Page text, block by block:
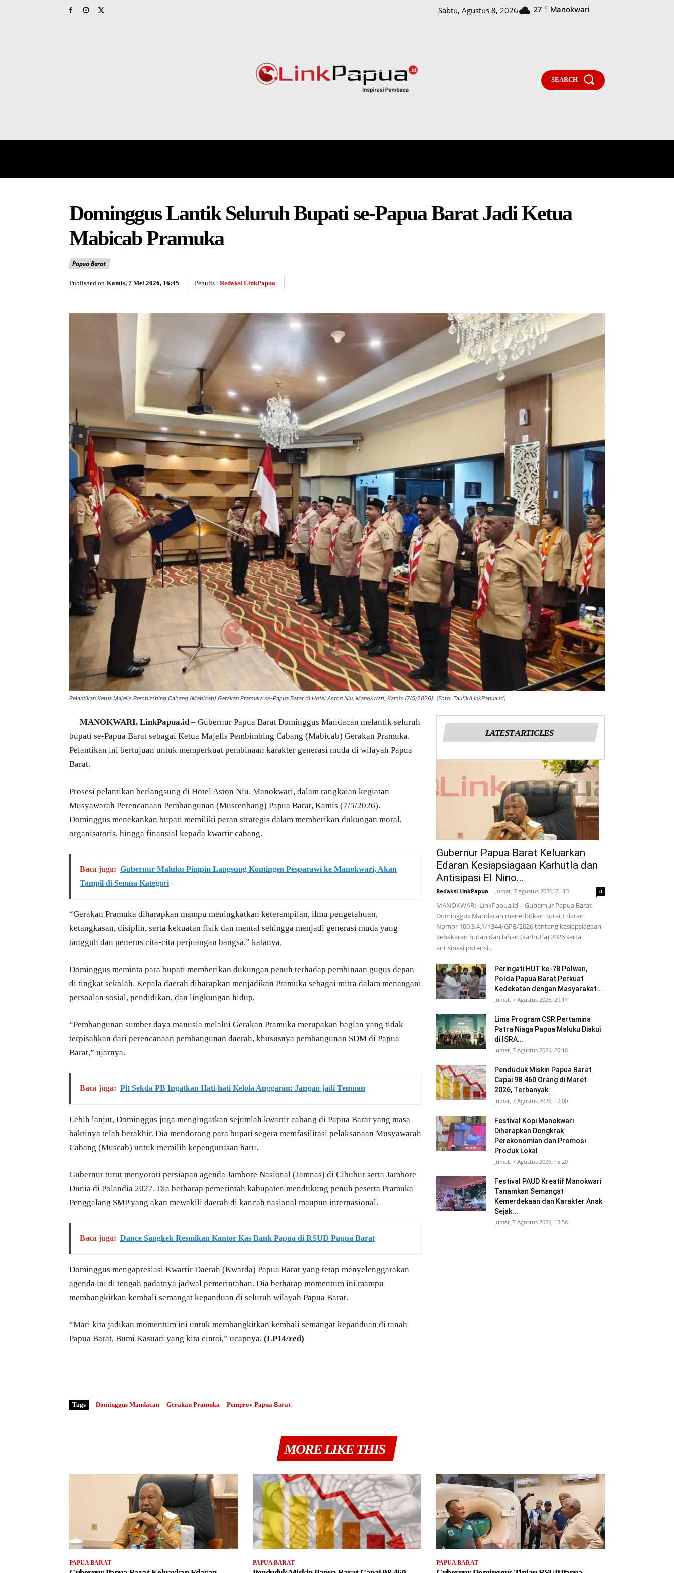
Sabtu, Agustus 8, 2026 27 C Manokwari
SEARCH
Dominggus Lantik Seluruh Bupati se-Papua Barat Jadi Ketua
Mabicab Pramuka
Papua Barat
Published on Kamis, 7 Mei 2026, 16:45 Penulis : Redaksi LinkPapua
Pelantikan Ketua Majelis Pembimbing Cabang (Mabicab) Gerakan Pramuka se-Papua Barat di Hotel Aston Niu, Manokwari, Kamis (7/5/2026). (Foto: Taufik/LinkPapua.id)
MANOKWARI, LinkPapua.id– Gubernur Papua Barat Dominggus Mandacan melantik seluruh
bupati se-Papua Barat sebagai Ketua Majelis Pembimbing Cabang (Mabicab) Gerakan Pramuka.
Pelantikan ini bertujuan untuk memperkuat pembinaan karakter generasi muda di wilayah Papua
Barat.
Prosesi pelantikan berlangsung di Hotel Aston Niu, Manokwari, dalam rangkaian kegiatan
Musyawarah Perencanaan Pembangunan (Musrenbang) Papua Barat, Kamis (7/5/2026).
Dominggus menekankan bupati memiliki peran strategis dalam memberikan dukungan moral,
organisatoris, hingga finansial kepada kwartir cabang.
Baca juga: Gubernur Maluku Pimpin Langsung Kontingen Pesparawi ke Manokwari, Akan
Tampil di Semua Kategori
“Gerakan Pramuka diharapkan mampu meningkatkan keterampilan, ilmu pengetahuan,
ketangkasan, disiplin, serta kekuatan fisik dan mental sehingga menjadi generasi muda yang
tangguh dan penerus cita-cita perjuangan bangsa,” katanya.
Dominggus meminta para bupati memberikan dukungan penuh terhadap pembinaan gugus depan
di tingkat sekolah. Kepala daerah diharapkan menjadikan Pramuka sebagai mitra dalam menangani
persoalan sosial, pendidikan, dan lingkungan hidup.
“Pembangunan sumber daya manusia melalui Gerakan Pramuka merupakan bagian yang tidak
terpisahkan dari perencanaan pembangunan daerah, khususnya pembangunan SDM di Papua
Barat,” ujarnya.
Baca juga: Plt Sekda PB Ingatkan Hati-hati Kelola Anggaran: Jangan jadi Temuan
Lebih lanjut, Dominggus juga mengingatkan sejumlah kwartir cabang di Papua Barat yang masa
baktinya telah berakhir. Dia mendorong para bupati segera memfasilitasi pelaksanaan Musyawarah
Cabang (Muscab) untuk memilih kepengurusan baru.
Gubernur turut menyoroti persiapan agenda Jambore Nasional (Jamnas) di Cibubur serta Jambore
Dunia di Polandia 2027. Dia berharap pemerintah kabupaten mendukung penuh peserta Pramuka
Penggalang SMP yang akan mewakili daerah di kancah nasional maupun internasional.
Baca juga: Dance Sangkek Resmikan Kantor Kas Bank Papua di RSUD Papua Barat
Dominggus mengapresiasi Kwartir Daerah (Kwarda) Papua Barat yang tetap menyelenggarakan
agenda ini di tengah padatnya jadwal pemerintahan. Dia berharap momentum ini mampu
membangkitkan kembali semangat kepanduan di seluruh wilayah Papua Barat.
“Mari kita jadikan momentum ini untuk membangkitkan kembali semangat kepanduan di tanah
Papua Barat, Bumi Kasuari yang kita cintai,” ucapnya. (LP14/red)
Tags Dominggus Mandacan Gerakan Pramuka Pemprov Papua Barat
LATEST ARTICLES
Gubernur Papua Barat Keluarkan
Edaran Kesiapsiagaan Karhutla dan
Antisipasi El Nino...
Redaksi LinkPapua - Jumat, 7 Agustus 2026, 21:13 0
MANOKWARI, LinkPapua.id – Gubernur Papua Barat
Dominggus Mandacan menerbitkan Surat Edaran
Nomor 100.3.4.1/1344/GPB/2026 tentang kesiapsiagaan
kebakaran hutan dan lahan (karhutla) 2026 serta
antisipasi potensi...
Peringati HUT ke-78 Polwan,
Polda Papua Barat Perkuat
Kedekatan dengan Masyarakat...
Jumat, 7 Agustus 2026, 20:17
Lima Program CSR Pertamina
Patra Niaga Papua Maluku Diakui
di ISRA...
Jumat, 7 Agustus 2026, 20:10
Penduduk Miskin Papua Barat
Capai 98.460 Orang di Maret
2026, Terbanyak...
Jumat, 7 Agustus 2026, 17:00
Festival Kopi Manokwari
Diharapkan Dongkrak
Perekonomian dan Promosi
Produk Lokal
Jumat, 7 Agustus 2026, 15:20
Festival PAUD Kreatif Manokwari
Tanamkan Semangat
Kemerdekaan dan Karakter Anak
Sejak...
Jumat, 7 Agustus 2026, 13:58
MORE LIKE THIS
PAPUA BARAT PAPUA BARAT PAPUA BARAT